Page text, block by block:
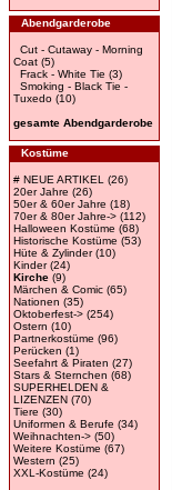
Abendgarderobe
Cut - Cutaway - Morning
Coat (5)
Frack - White Tie (3)
Smoking - Black Tie -
Tuxedo (10)
gesamte Abendgarderobe
Kostüme
# NEUE ARTIKEL
(26)
20er Jahre (26)
50er & 60er Jahre (18)
70er & 80er Jahre-> (112)
Halloween Kostüme (68)
Historische Kostüme (53)
Hüte & Zylinder(10)
Kinder(24)
Kirche (9)
Märchen & Comic (65)
Nationen (35)
Oktoberfest-> (254)
Ostern (10)
Partnerkostüme (96)
Perücken (1)
Seefahrt & Piraten (27)
Stars & Sternchen (68)
SUPERHELDEN &
LIZENZEN (70)
Tiere (30)
Uniformen & Berufe (34)
Weihnachten-> (50)
Weitere Kostüme (67)
Western (25)
XXL-Kostüme (24)